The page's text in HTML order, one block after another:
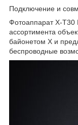
Подключение и
Фотоаппарат X-T30
ассортимента
байонетом X и
беспроводные